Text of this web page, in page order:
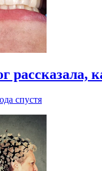
рассказала,
спустя